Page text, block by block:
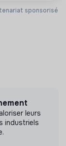
ou
encore
sponsorisé
leurs
industriels